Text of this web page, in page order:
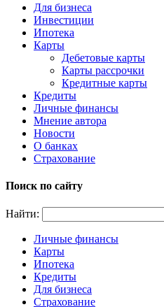
Для бизнеса
Инвестиции
Ипотека
Карты
Дебетовые карты
Карты рассрочки
Кредитные карты
Кредиты
Личные финансы
Мнение автора
Новости
О банках
Страхование
Поиск по сайту
Найти:
Личные финансы
Карты
Ипотека
Кредиты
Для бизнеса
Страхование